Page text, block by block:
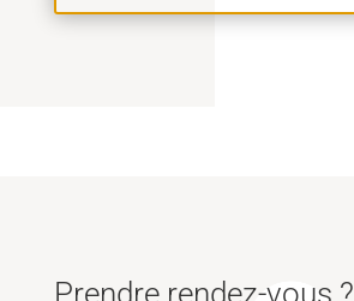
Prendre rendez-vous ?